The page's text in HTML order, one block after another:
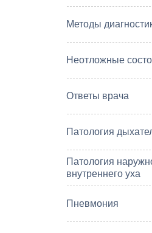
Методы
Неотложные
Ответы врача
Патология
Патология
внутреннего уха
Пневмония